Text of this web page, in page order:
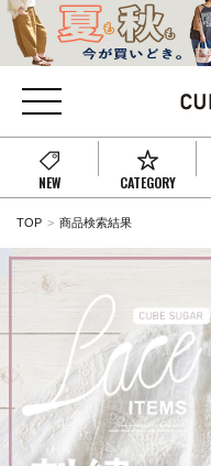
NEW CATEGORY
TOP 商品検索結果